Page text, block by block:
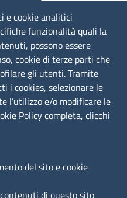
e cookie analitici
funzionalità quali la
possono essere
cookie di terze parti che
gli utenti. Tramite
i cookies, selezionare le
l’utilizzo e/o modificare le
Policy completa, clicchi
del sito e cookie
di questo sito